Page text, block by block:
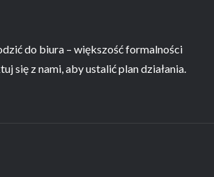
do biura – większość formalności
się z nami, aby ustalić plan działania.